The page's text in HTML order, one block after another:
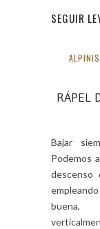
SEGUIR
RÁPEL
Bajar
Podemos
descenso
buena,